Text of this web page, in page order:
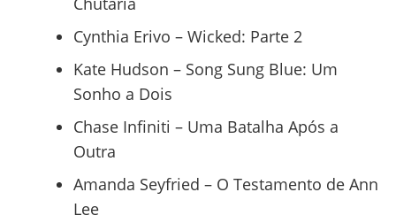
Cynthia Erivo – Wicked: Parte 2
Kate Hudson – Song Sung Blue: Um
Sonho a Dois
Chase Infiniti – Uma Batalha Após a
Outra
Amanda Seyfried – O Testamento de Ann
Lee